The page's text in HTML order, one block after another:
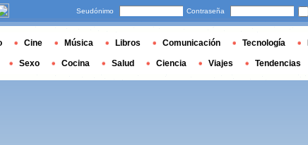
Seudónimo Contraseña
Cine Música Libros Comunicación Tecnología
Sexo Cocina Salud Ciencia Viajes Tendencias